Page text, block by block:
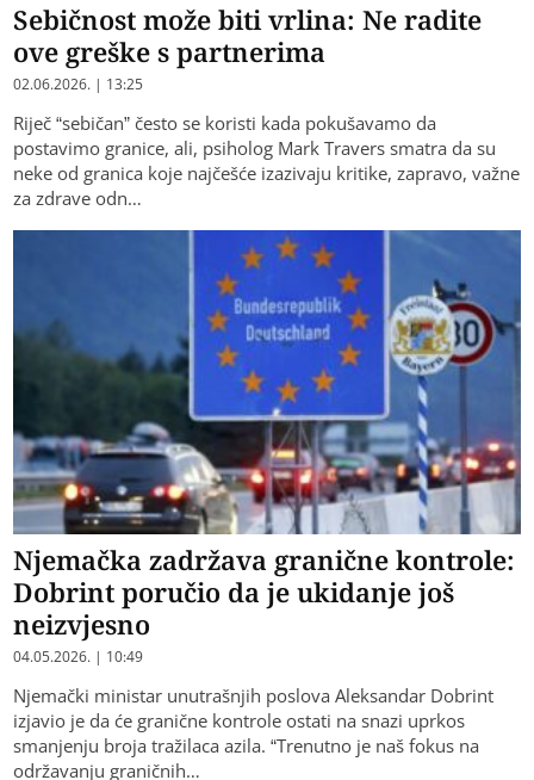
Sebičnost može biti vrlina: Ne radite
ove greške s partnerima
02.06.2026. | 13:25
Riječ “sebičan” često se koristi kada pokušavamo da
postavimo granice, ali, psiholog Mark Travers smatra da su
neke od granica koje najčešće izazivaju kritike, zapravo, važne
za zdrave odn…
Njemačka zadržava granične kontrole:
Dobrint poručio da je ukidanje još
neizvjesno
04.05.2026. | 10:49
Njemački ministar unutrašnjih poslova Aleksandar Dobrint
izjavio je da će granične kontrole ostati na snazi uprkos
smanjenju broja tražilaca azila. “Trenutno je naš fokus na
održavanju graničnih…